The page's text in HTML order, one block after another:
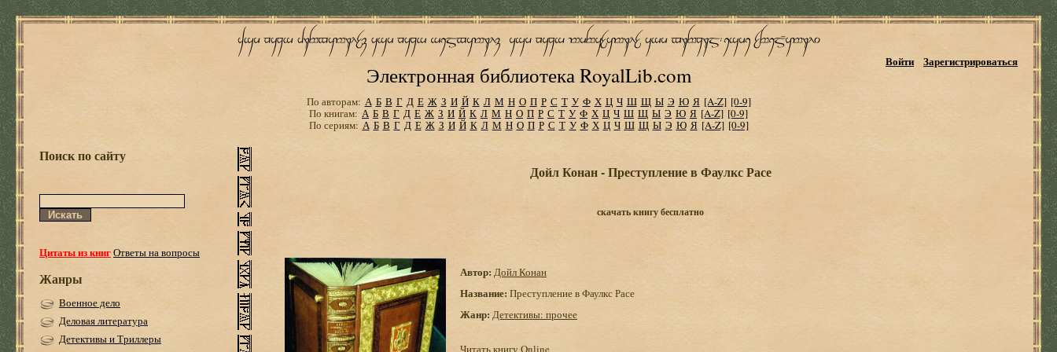
Электронная библиотека RoyalLib.com
Войти Зарегистрироваться
По авторам: А Б В Г Д Е Ж З И Й К Л М Н О П Р С Т У Ф Х Ц Ч Ш Щ Ы Э Ю Я [A-Z] [0-9]
По книгам: А Б В Г Д Е Ж З И Й К Л М Н О П Р С Т У Ф Х Ц Ч Ш Щ Ы Э Ю Я [A-Z] [0-9]
По сериям: А Б В Г Д Е Ж З И Й К Л М Н О П Р С Т У Ф Х Ц Ч Ш Щ Ы Э Ю Я [A-Z] [0-9]
Поиск по сайту
Цитаты из книгОтветы на вопросы
Жанры
Военное дело
Деловая литература
Детективы и Триллеры
Дойл Конан - Преступление в Фаулкс Расе
скачать книгу бесплатно
Автор: Дойл Конан
Название: Преступление в Фаулкс Расе
Жанр: Детективы: прочее
Читать книгу Online